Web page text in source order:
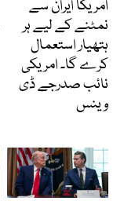
امریکا ایران سے
نمٹنے کے لیے ہر
ہتھیار استعمال
کرے گا۔ امریکی
نائب صدرجے ڈی
وینس